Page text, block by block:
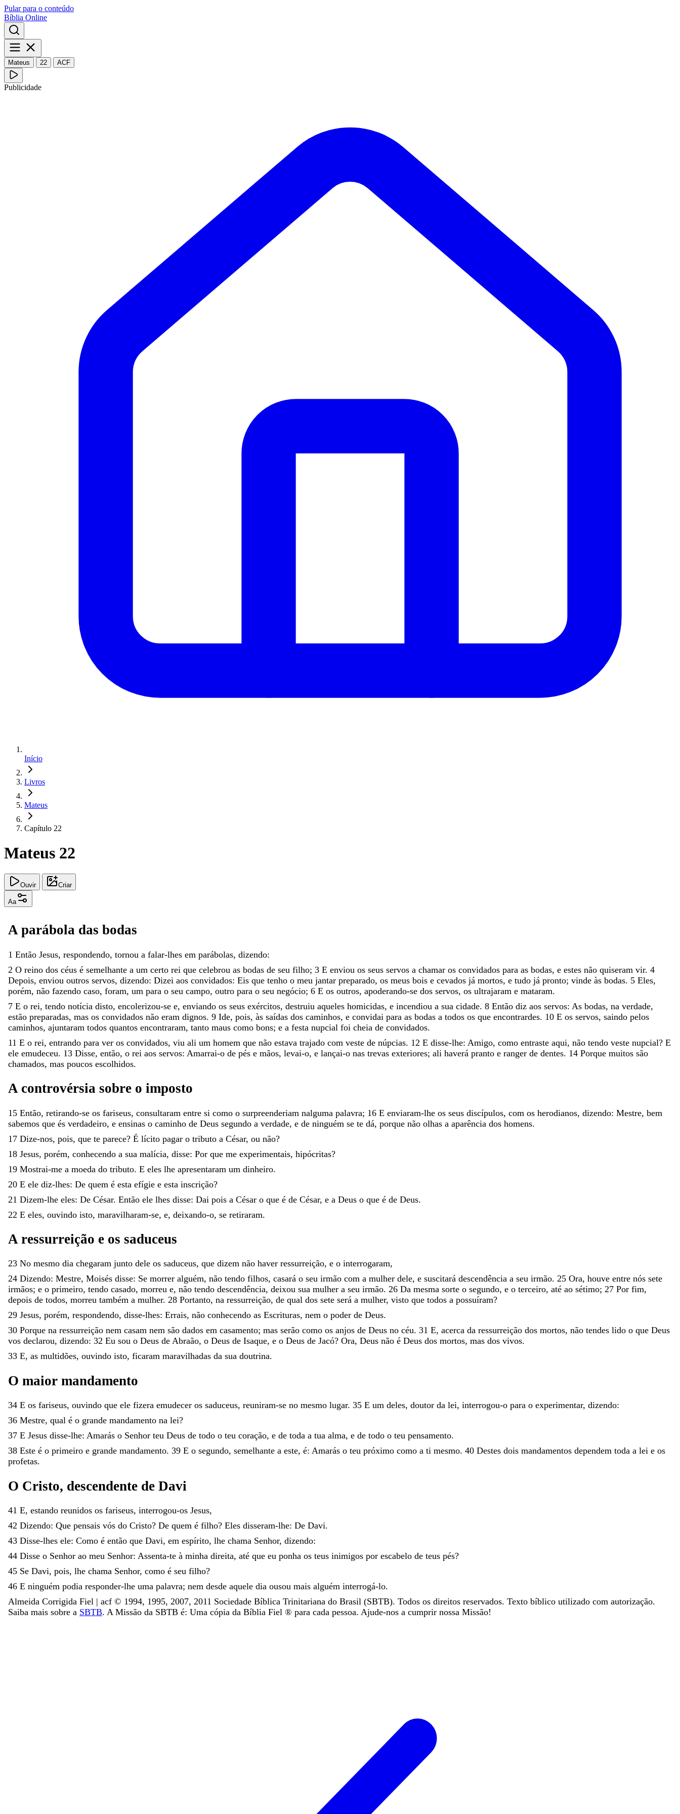
Pular para o conteúdo
Bíblia Online
Mateus 22 ACF
Publicidade
Início
Livros
Mateus
Capítulo 22
Mateus 22
Ouvir Criar
Aa
A parábola das bodas
1 Então Jesus, respondendo, tornou a falar-lhes em parábolas, dizendo:
2 O reino dos céus é semelhante a um certo rei que celebrou as bodas de seu filho; 3 E enviou os seus servos a chamar os convidados para as bodas, e estes não quiseram vir. 4
Depois, enviou outros servos, dizendo: Dizei aos convidados: Eis que tenho o meu jantar preparado, os meus bois e cevados já mortos, e tudo já pronto; vinde às bodas. 5 Eles,
porém, não fazendo caso, foram, um para o seu campo, outro para o seu negócio; 6 E os outros, apoderando-se dos servos, os ultrajaram e mataram.
7 E o rei, tendo notícia disto, encolerizou-se e, enviando os seus exércitos, destruiu aqueles homicidas, e incendiou a sua cidade. 8 Então diz aos servos: As bodas, na verdade,
estão preparadas, mas os convidados não eram dignos. 9 Ide, pois, às saídas dos caminhos, e convidai para as bodas a todos os que encontrardes. 10 E os servos, saindo pelos
caminhos, ajuntaram todos quantos encontraram, tanto maus como bons; e a festa nupcial foi cheia de convidados.
11 E o rei, entrando para ver os convidados, viu ali um homem que não estava trajado com veste de núpcias. 12 E disse-lhe: Amigo, como entraste aqui, não tendo veste nupcial? E
ele emudeceu. 13 Disse, então, o rei aos servos: Amarrai-o de pés e mãos, levai-o, e lançai-o nas trevas exteriores; ali haverá pranto e ranger de dentes. 14 Porque muitos são
chamados, mas poucos escolhidos.
A controvérsia sobre o imposto
15 Então, retirando-se os fariseus, consultaram entre si como o surpreenderiam nalguma palavra; 16 E enviaram-lhe os seus discípulos, com os herodianos, dizendo: Mestre, bem
sabemos que és verdadeiro, e ensinas o caminho de Deus segundo a verdade, e de ninguém se te dá, porque não olhas a aparência dos homens.
17 Dize-nos, pois, que te parece? É lícito pagar o tributo a César, ou não?
18 Jesus, porém, conhecendo a sua malícia, disse: Por que me experimentais, hipócritas?
19 Mostrai-me a moeda do tributo. E eles lhe apresentaram um dinheiro.
20 E ele diz-lhes: De quem é esta efígie e esta inscrição?
21 Dizem-lhe eles: De César. Então ele lhes disse: Dai pois a César o que é de César, e a Deus o que é de Deus.
22 E eles, ouvindo isto, maravilharam-se, e, deixando-o, se retiraram.
A ressurreição e os saduceus
23 No mesmo dia chegaram junto dele os saduceus, que dizem não haver ressurreição, e o interrogaram,
24 Dizendo: Mestre, Moisés disse: Se morrer alguém, não tendo filhos, casará o seu irmão com a mulher dele, e suscitará descendência a seu irmão. 25 Ora, houve entre nós sete
irmãos; e o primeiro, tendo casado, morreu e, não tendo descendência, deixou sua mulher a seu irmão. 26 Da mesma sorte o segundo, e o terceiro, até ao sétimo; 27 Por fim,
depois de todos, morreu também a mulher. 28 Portanto, na ressurreição, de qual dos sete será a mulher, visto que todos a possuíram?
29 Jesus, porém, respondendo, disse-lhes: Errais, não conhecendo as Escrituras, nem o poder de Deus.
30 Porque na ressurreição nem casam nem são dados em casamento; mas serão como os anjos de Deus no céu. 31 E, acerca da ressurreição dos mortos, não tendes lido o que Deus
vos declarou, dizendo: 32 Eu sou o Deus de Abraão, o Deus de Isaque, e o Deus de Jacó? Ora, Deus não é Deus dos mortos, mas dos vivos.
33 E, as multidões, ouvindo isto, ficaram maravilhadas da sua doutrina.
O maior mandamento
34 E os fariseus, ouvindo que ele fizera emudecer os saduceus, reuniram-se no mesmo lugar. 35 E um deles, doutor da lei, interrogou-o para o experimentar, dizendo:
36 Mestre, qual é o grande mandamento na lei?
37 E Jesus disse-lhe: Amarás o Senhor teu Deus de todo o teu coração, e de toda a tua alma, e de todo o teu pensamento.
38 Este é o primeiro e grande mandamento. 39 E o segundo, semelhante a este, é: Amarás o teu próximo como a ti mesmo. 40 Destes dois mandamentos dependem toda a lei e os
profetas.
O Cristo, descendente de Davi
41 E, estando reunidos os fariseus, interrogou-os Jesus,
42 Dizendo: Que pensais vós do Cristo? De quem é filho? Eles disseram-lhe: De Davi.
43 Disse-lhes ele: Como é então que Davi, em espírito, lhe chama Senhor, dizendo:
44 Disse o Senhor ao meu Senhor: Assenta-te à minha direita, até que eu ponha os teus inimigos por escabelo de teus pés?
45 Se Davi, pois, lhe chama Senhor, como é seu filho?
46 E ninguém podia responder-lhe uma palavra; nem desde aquele dia ousou mais alguém interrogá-lo.
Almeida Corrigida Fiel | acf ©️ 1994, 1995, 2007, 2011 Sociedade Bíblica Trinitariana do Brasil (SBTB). Todos os direitos reservados. Texto bíblico utilizado com autorização.
Saiba mais sobre a SBTB. A Missão da SBTB é: Uma cópia da Bíblia Fiel ®️ para cada pessoa. Ajude-nos a cumprir nossa Missão!